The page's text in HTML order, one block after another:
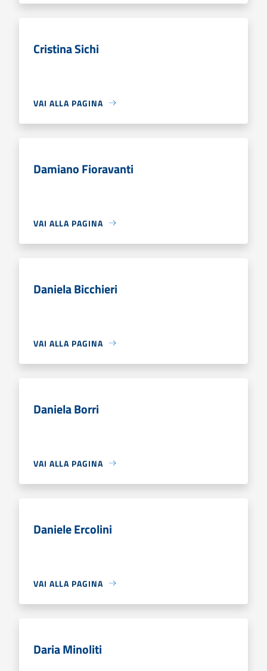
Cristina Sichi
VAI ALLA PAGINA
Damiano Fioravanti
VAI ALLA PAGINA
Daniela Bicchieri
VAI ALLA PAGINA
Daniela Borri
VAI ALLA PAGINA
Daniele Ercolini
VAI ALLA PAGINA
Daria Minoliti